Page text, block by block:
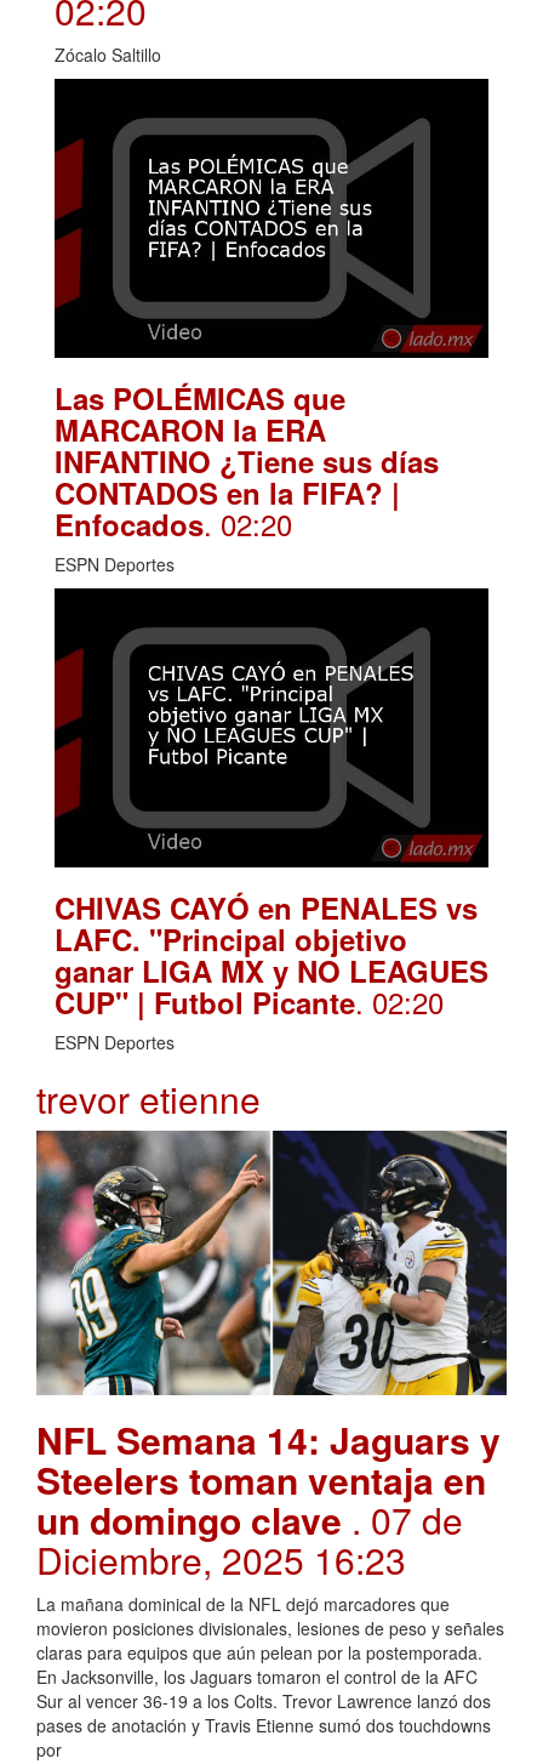
Zócalo Saltillo
Las POLÉMICAS que
MARCARON la ERA
INFANTINO ¿Tiene sus días
CONTADOS en la FIFA? |
Enfocados. 02:20
ESPN Deportes
CHIVAS CAYÓ en PENALES vs
LAFC. "Principal objetivo
ganar LIGA MX y NO LEAGUES
CUP" | Futbol Picante. 02:20
ESPN Deportes
trevor etienne
NFL Semana 14: Jaguars y
Steelers toman ventaja en
un domingo clave . 07 de
Diciembre, 2025 16:23
La mañana dominical de la NFL dejó marcadores que
movieron posiciones divisionales, lesiones de peso y señales
claras para equipos que aún pelean por la postemporada.
En Jacksonville, los Jaguars tomaron el control de la AFC
Sur al vencer 36-19 a los Colts. Trevor Lawrence lanzó dos
pases de anotación y Travis Etienne sumó dos touchdowns
por